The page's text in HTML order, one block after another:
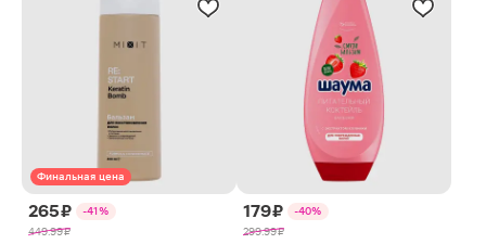
Финальная цена
265 ₽
-41%
449.99 ₽
179 ₽
-40%
299.99 ₽